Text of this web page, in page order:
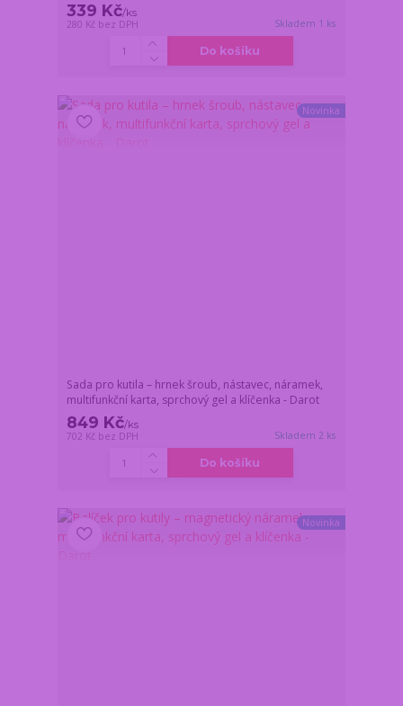
339 Kč/ks
280 Kč bez DPH Skladem 1 ks
Do košíku
Novinka
Sada pro kutila – hrnek šroub, nástavec, náramek,
multifunkční karta, sprchový gel a klíčenka - Darot
849 Kč/ks
702 Kč bez DPH Skladem 2 ks
Do košíku
Novinka